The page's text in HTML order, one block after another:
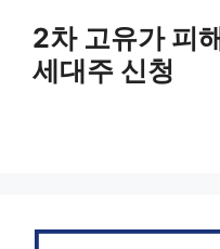
2차 고유가 피
세대주 신청